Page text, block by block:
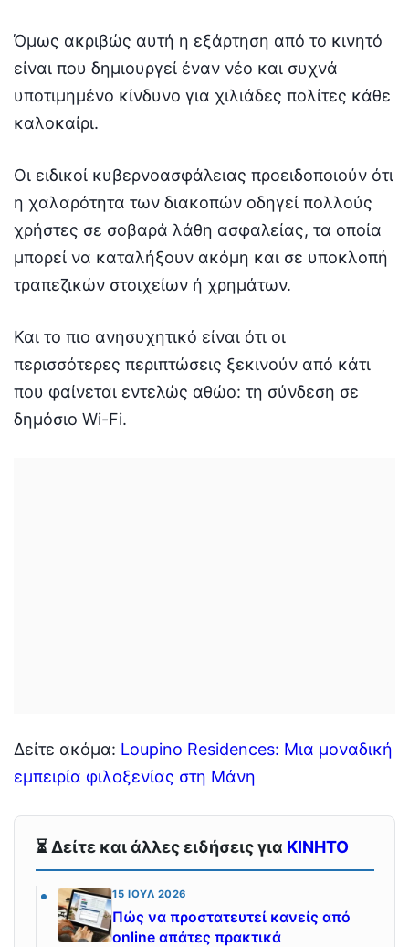
Όμως ακριβώς αυτή η εξάρτηση από το κινητό
είναι που δημιουργεί έναν νέο και συχνά
υποτιμημένο κίνδυνο για χιλιάδες πολίτες κάθε
καλοκαίρι.
Οι ειδικοί κυβερνοασφάλειας προειδοποιούν ότι
η χαλαρότητα των διακοπών οδηγεί πολλούς
χρήστες σε σοβαρά λάθη ασφαλείας, τα οποία
μπορεί να καταλήξουν ακόμη και σε υποκλοπή
τραπεζικών στοιχείων ή χρημάτων.
Και το πιο ανησυχητικό είναι ότι οι
περισσότερες περιπτώσεις ξεκινούν από κάτι
που φαίνεται εντελώς αθώο: τη σύνδεση σε
δημόσιο Wi-Fi.
Δείτε ακόμα: Loupino Residences: Μια μοναδική
εμπειρία φιλοξενίας στη Μάνη
⏳ Δείτε και άλλες ειδήσεις για ΚΙΝΗΤΟ
15 ΙΟΎΛ 2026
Πώς να προστατευτεί κανείς από
online απάτες πρακτικά